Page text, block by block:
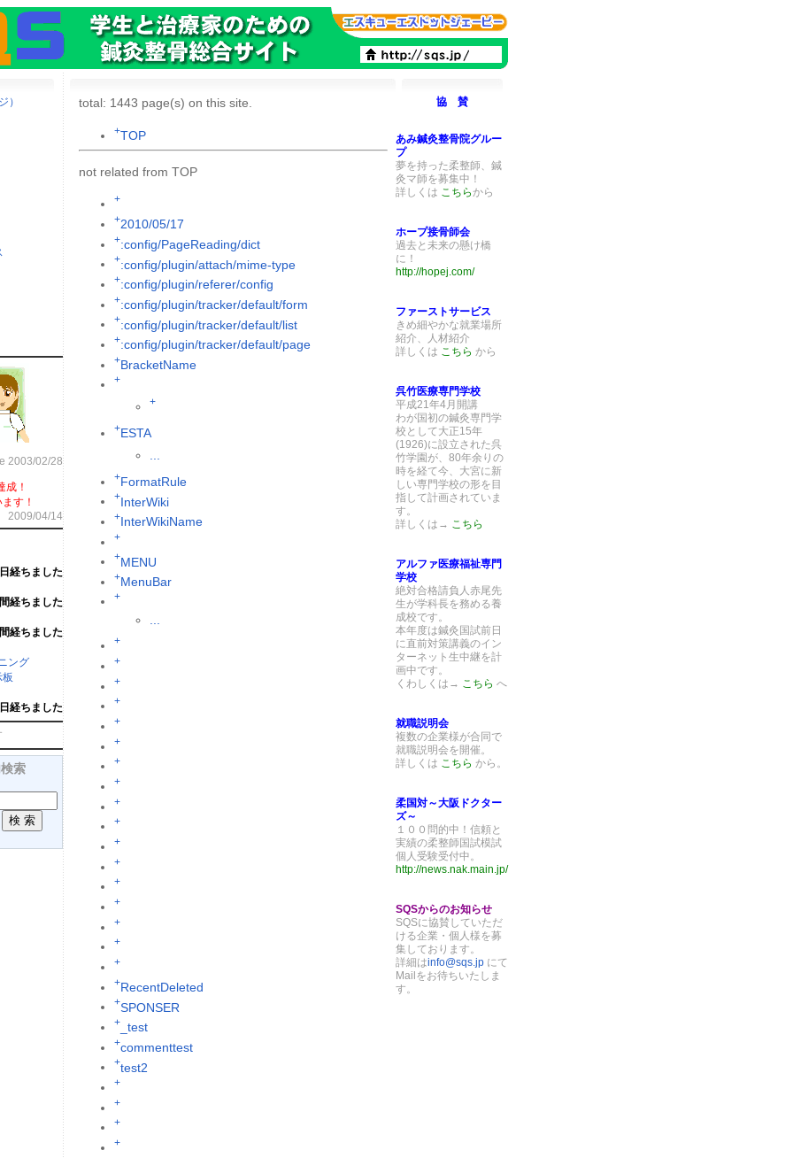
）
2003/02/28
成！
す！
2009/04/14
経ちました
経ちました
経ちました
ング
板
経ちました
索
total: 1443 page(s) on this site.
+TOP
not related from TOP
+
+2010/05/17
+:config/PageReading/dict
+:config/plugin/attach/mime-type
+:config/plugin/referer/config
+:config/plugin/tracker/default/form
+:config/plugin/tracker/default/list
+:config/plugin/tracker/default/page
+BracketName
+
+
+ESTA
+FormatRule
+InterWiki
+InterWikiName
+
+MENU
+MenuBar
+
+
+
+
+
+
+
+
+
+
+
+
+
+
+
+
+
+
+RecentDeleted
+SPONSER
+_test
+commenttest
+test2
+
+
+
+
協 賛
あみ鍼灸整骨院グルー
プ
夢を持った柔整師、鍼
灸マ師を募集中！
詳しくは こちらから
ホープ接骨師会
過去と未来の懸け橋
に！
http://hopej.com/
ファーストサービス
きめ細やかな就業場所
紹介、人材紹介
詳しくは こちら から
呉竹医療専門学校
平成21年4月開講
わが国初の鍼灸専門学
校として大正15年
(1926)に設立された呉
竹学園が、80年余りの
時を経て今、大宮に新
しい専門学校の形を目
指して計画されていま
す。
詳しくは→ こちら
アルファ医療福祉専門
学校
絶対合格請負人赤尾先
生が学科長を務める養
成校です。
本年度は鍼灸国試前日
に直前対策講義のイン
ターネット生中継を計
画中です。
くわしくは→ こちら へ
就職説明会
複数の企業様が合同で
就職説明会を開催。
詳しくは こちら から。
柔国対～大阪ドクター
ズ～
１００問的中！信頼と
実績の柔整師国試模試
個人受験受付中。
http://news.nak.main.jp/
SQSからのお知らせ
SQSに協賛していただ
ける企業・個人様を募
集しております。
詳細はinfo@sqs.jp にて
Mailをお待ちいたしま
す。